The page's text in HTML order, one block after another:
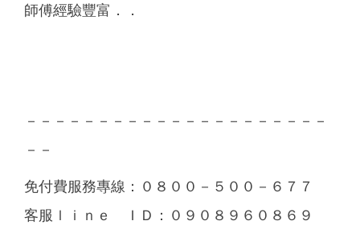
師傅經驗豐富．．
－－－－－－－－－－－－－－－－－－－－－
－－
免付費服務專線：０８００－５００－６７７
客服ｌｉｎｅ ＩＤ：０９０８９６０８６９